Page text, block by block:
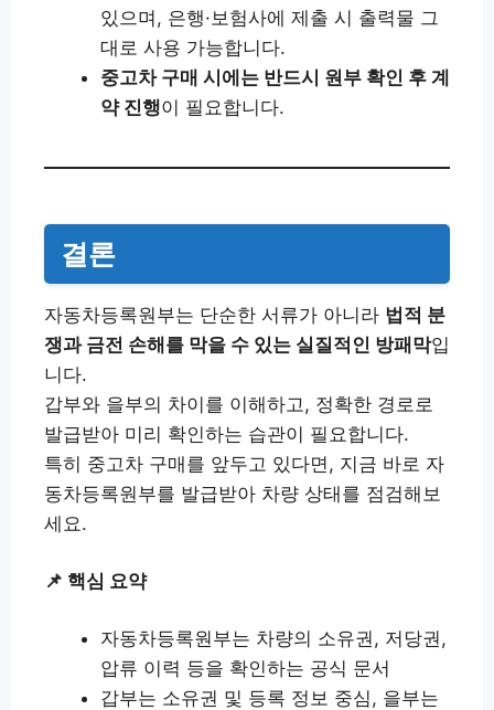
있으며, 은행·보험사에 제출 시 출력물 그
대로 사용 가능합니다.
중고차 구매 시에는 반드시 원부 확인 후 계
약 진행이 필요합니다.
결론
자동차등록원부는 단순한 서류가 아니라 법적 분
쟁과 금전 손해를 막을 수 있는 실질적인 방패막입
니다.
갑부와 을부의 차이를 이해하고, 정확한 경로로
발급받아 미리 확인하는 습관이 필요합니다.
특히 중고차 구매를 앞두고 있다면, 지금 바로 자
동차등록원부를 발급받아 차량 상태를 점검해보
세요.
📌 핵심 요약
자동차등록원부는 차량의 소유권, 저당권,
압류 이력 등을 확인하는 공식 문서
갑부는 소유권 및 등록 정보 중심, 을부는